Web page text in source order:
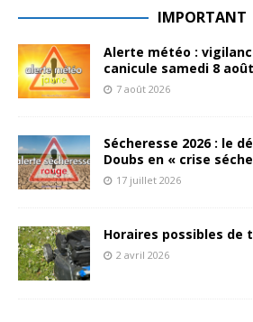
IMPORTANT
Alerte météo :
canicule samedi 8
7 août 2026
Sécheresse 2026 : le
Doubs en « crise
17 juillet 2026
Horaires possibles de
2 avril 2026